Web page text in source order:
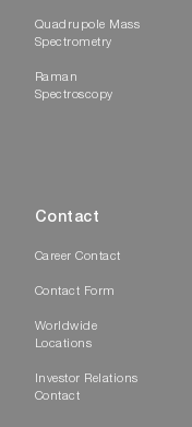
Quadrupole Mass
Spectrometry
Raman
Spectroscopy
Contact
Career Contact
Contact Form
Worldwide
Locations
Investor Relations
Contact